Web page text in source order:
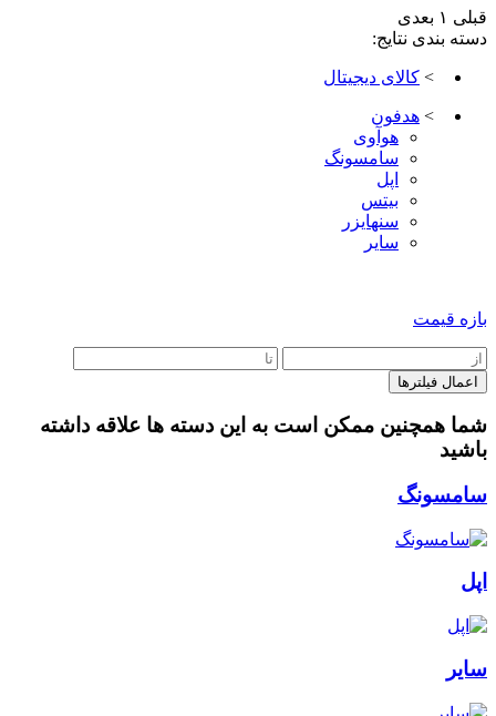
قبلی ۱ بعدی
دسته بندی نتایج:
> کالای دیجیتال
> هدفون
هوآوی
سامسونگ
اپل
بیتس
سنهایزر
سایر
بازه قیمت
شما همچنین ممکن است به این دسته ها علاقه داشته
باشید
سامسونگ
اپل
سایر